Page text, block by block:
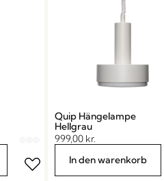
Quip Hängelampe
Hellgrau
999,00 kr.
In den warenkorb